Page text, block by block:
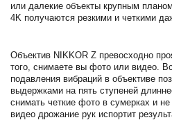
или далекие объекты крупным
4K получаются резкими и четкими
Объектив NIKKOR Z превосходно
того, снимаете вы фото или видео.
подавления вибраций в объективе
выдержками на пять ступеней
снимать четкие фото в сумерках и
видео дрожание рук испортит